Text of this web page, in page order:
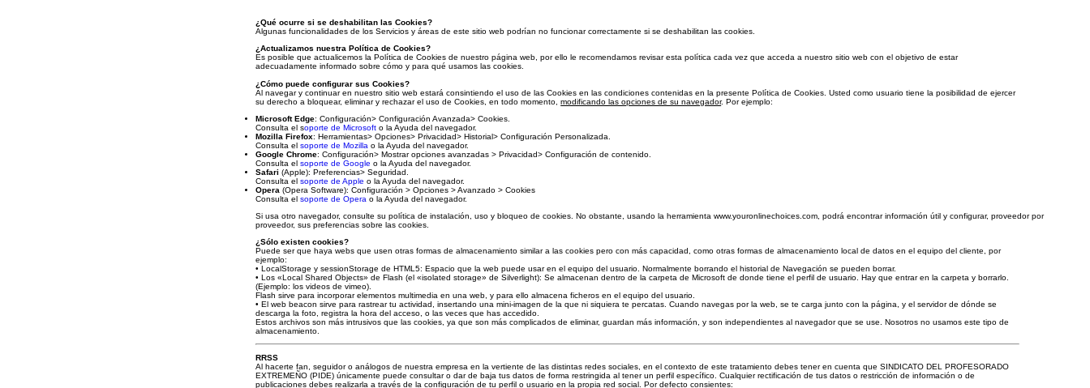
¿Qué ocurre si se deshabilitan las Cookies?
Algunas funcionalidades de los Servicios y áreas de este sitio web podrían no funcionar correctamente si se deshabilitan las cookies.
¿Actualizamos nuestra Política de Cookies?
Es posible que actualicemos la Política de Cookies de nuestro página web, por ello le recomendamos revisar esta política cada vez que acceda a nuestro sitio web con el objetivo de estar
adecuadamente informado sobre cómo y para qué usamos las cookies.
¿Cómo puede configurar sus Cookies?
Al navegar y continuar en nuestro sitio web estará consintiendo el uso de las Cookies en las condiciones contenidas en la presente Política de Cookies. Usted como usuario tiene la posibilidad de ejercer
su derecho a bloquear, eliminar y rechazar el uso de Cookies, en todo momento,modificando las opciones de su navegador. Por ejemplo:
Microsoft Edge: Configuración> Configuración Avanzada> Cookies.
Consulta el soporte de Microsoft o la Ayuda del navegador.
Mozilla Firefox: Herramientas> Opciones> Privacidad> Historial> Configuración Personalizada.
Consulta elsoporte de Mozilla o la Ayuda del navegador.
Google Chrome: Configuración> Mostrar opciones avanzadas > Privacidad> Configuración de contenido.
Consulta elsoporte de Google o la Ayuda del navegador.
Safari (Apple): Preferencias> Seguridad.
Consulta elsoporte de Apple o la Ayuda del navegador.
Opera (Opera Software): Configuración > Opciones > Avanzado > Cookies
Consulta elsoporte de Opera o la Ayuda del navegador.
Si usa otro navegador, consulte su política de instalación, uso y bloqueo de cookies. No obstante, usando la herramienta www.youronlinechoices.com, podrá encontrar información útil y configurar, proveedor por
proveedor, sus preferencias sobre las cookies.
¿Sólo existen cookies?
Puede ser que haya webs que usen otras formas de almacenamiento similar a las cookies pero con más capacidad, como otras formas de almacenamiento local de datos en el equipo del cliente, por
ejemplo:
• LocalStorage y sessionStorage de HTML5: Espacio que la web puede usar en el equipo del usuario. Normalmente borrando el historial de Navegación se pueden borrar.
• Los «Local Shared Objects» de Flash (el «isolated storage» de Silverlight): Se almacenan dentro de la carpeta de Microsoft de donde tiene el perfil de usuario. Hay que entrar en la carpeta y borrarlo.
(Ejemplo: los videos de vimeo).
Flash sirve para incorporar elementos multimedia en una web, y para ello almacena ficheros en el equipo del usuario.
• El web beacon sirve para rastrear tu actividad, insertando una mini-imagen de la que ni siquiera te percatas. Cuando navegas por la web, se te carga junto con la página, y el servidor de dónde se
descarga la foto, registra la hora del acceso, o las veces que has accedido.
Estos archivos son más intrusivos que las cookies, ya que son más complicados de eliminar, guardan más información, y son independientes al navegador que se use. Nosotros no usamos este tipo de
almacenamiento.
RRSS
Al hacerte fan, seguidor o análogos de nuestra empresa en la vertiente de las distintas redes sociales, en el contexto de este tratamiento debes tener en cuenta que SINDICATO DEL PROFESORADO
EXTREMEÑO (PIDE) únicamente puede consultar o dar de baja tus datos de forma restringida al tener un perfil específico. Cualquier rectificación de tus datos o restricción de información o de
publicaciones debes realizarla a través de la configuración de tu perfil o usuario en la propia red social. Por defecto consientes: